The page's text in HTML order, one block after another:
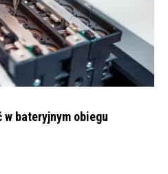
w bateryjnym obiegu